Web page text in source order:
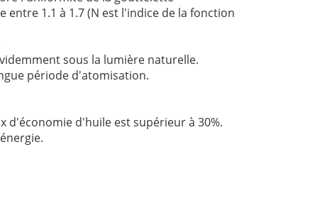
1.1 à 1.7 (N est l'indice de la fonction
sous la lumière naturelle.
période d'atomisation.
d'économie d'huile est supérieur à 30%.